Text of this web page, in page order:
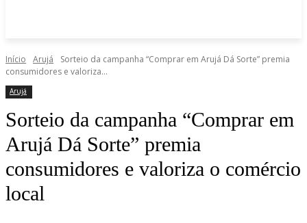
Início Arujá
Sorteio da campanha “Comprar em Arujá Dá Sorte” premia
consumidores e valoriza...
Arujá
Sorteio da campanha “Comprar em
Arujá Dá Sorte” premia
consumidores e valoriza o comércio
local